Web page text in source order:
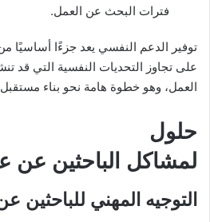
فترات البحث عن العمل.
توفير الدعم النفسي يعد جزءًا أساسيًا
على تجاوز التحديات النفسية التي قد
العمل، وهو خطوة هامة نحو بناء
حلول
لمشاكل الباحثين عن
التوجيه المهني للباحثين